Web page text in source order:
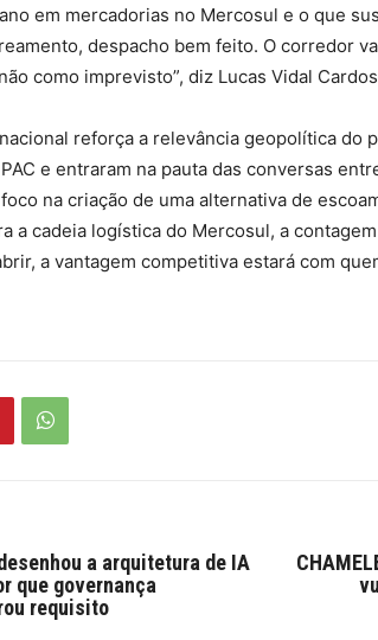
em mercadorias no Mercosul e o que
despacho bem feito. O corredor
como imprevisto”, diz Lucas Vidal
reforça a relevância geopolítica do
e entraram na pauta das conversas
na criação de uma alternativa de
a cadeia logística do Mercosul, a
a vantagem competitiva estará com
a arquitetura de IA
que governança
requisito